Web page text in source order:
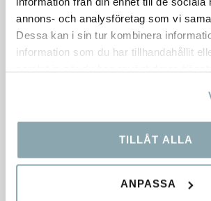
annons- och analysföretag som vi
Dessa kan i sin tur kombinera
information som du har tillhandahållit
TILLÅT ALLA
ANPASSA
Lager:
Dimensioner: